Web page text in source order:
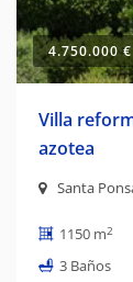
4.750.000 €
Villa
azotea
Santa
1150 m2
3 Baños